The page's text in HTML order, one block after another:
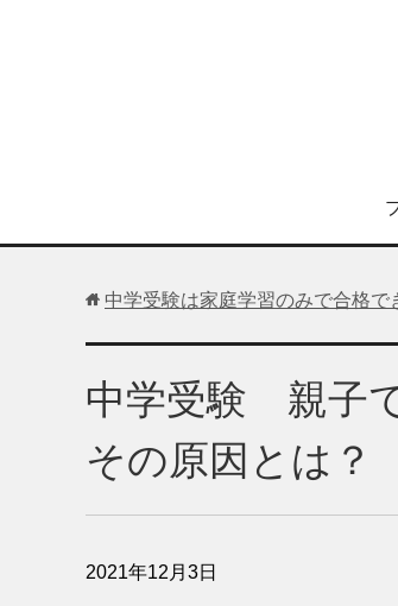
中学受験は家庭学習のみで合格で
中学受験 親子
その原因とは？
2021年12月3日